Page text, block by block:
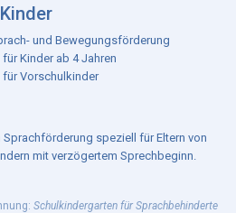
und Bewegungsförderung
Kinder ab 4 Jahren
Vorschulkinder
Sprachförderung speziell für Eltern von
mit verzögertem Sprechbeginn.
Schulkindergarten für Sprachbehinderte